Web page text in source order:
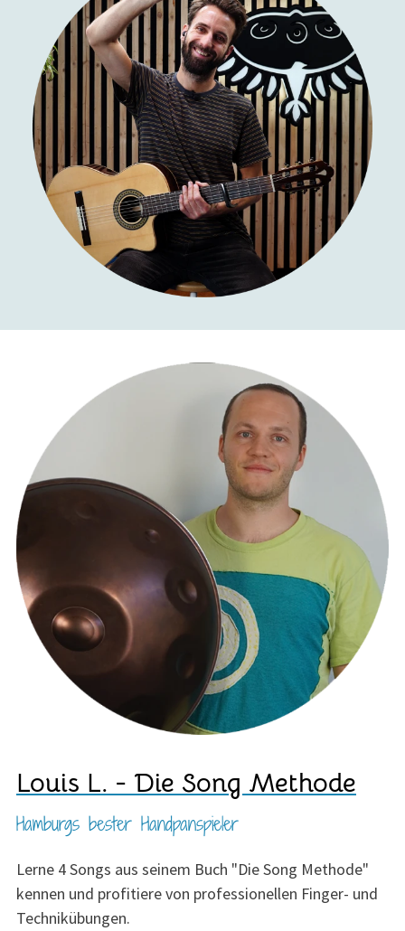
Louis L. - Die Song Methode
Hamburgs bester Handpanspieler
Lerne 4 Songs aus seinem Buch "Die Song Methode"
kennen und profitiere von professionellen Finger- und
Technikübungen.